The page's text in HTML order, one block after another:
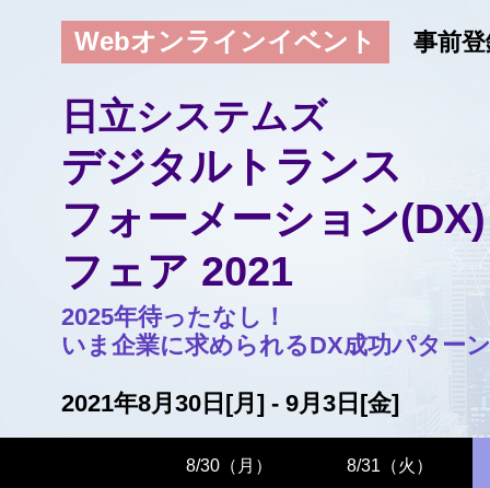
Webオンラインイベント 事前登
日立システムズ
デジタルトランス
フォーメーション(DX)
フェア 2021
2025年待ったなし！
いま企業に求められるDX成功パター
2021年8月30日[月] - 9月3日[金]
8/30（月） 8/31（火）